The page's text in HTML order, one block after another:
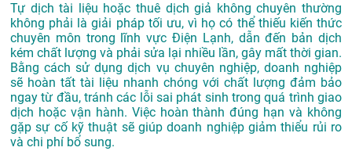
Tự dịch tài liệu hoặc thuê dịch giả không chuyên thường
không phải là giải pháp tối ưu, vì họ có thể thiếu kiến thức
chuyên môn trong lĩnh vực Điện Lạnh, dẫn đến bản dịch
kém chất lượng và phải sửa lại nhiều lần, gây mất thời gian.
Bằng cách sử dụng dịch vụ chuyên nghiệp, doanh nghiệp
sẽ hoàn tất tài liệu nhanh chóng với chất lượng đảm bảo
ngay từ đầu, tránh các lỗi sai phát sinh trong quá trình giao
dịch hoặc vận hành. Việc hoàn thành đúng hạn và không
gặp sự cố kỹ thuật sẽ giúp doanh nghiệp giảm thiểu rủi ro
và chi phí bổ sung.